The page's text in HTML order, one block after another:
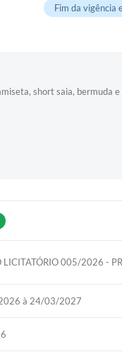
Fim da vigência
short saia, bermuda
LICITATÓRIO 005/2026 -
à 24/03/2027